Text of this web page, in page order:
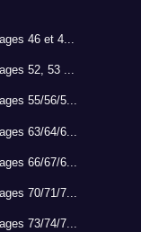
46 et 4...
52, 53 ...
55/56/5...
63/64/6...
66/67/6...
70/71/7...
73/74/7...